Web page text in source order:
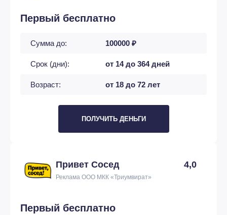
Первый бесплатно
Сумма до: 100000 ₽
Срок (дни): от 14 до 364 дней
Возраст: от 18 до 72 лет
ПОЛУЧИТЬ ДЕНЬГИ
Привет Сосед 4,0
Реклама ООО МКК «Триумвират»
Первый бесплатно